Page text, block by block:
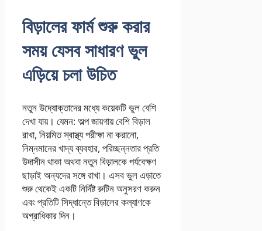
বিড়ালের ফার্ম শুরু করার
সময় যেসব সাধারণ ভুল
এড়িয়ে চলা উচিত
নতুন উদ্যোক্তাদের মধ্যে কয়েকটি ভুল বেশি
দেখা যায়। যেমন: অল্প জায়গায় বেশি বিড়াল
রাখা, নিয়মিত স্বাস্থ্য পরীক্ষা না করানো,
নিম্নমানের খাদ্য ব্যবহার, পরিচ্ছন্নতার প্রতি
উদাসীন থাকা অথবা নতুন বিড়ালকে পর্যবেক্ষণ
ছাড়াই অন্যদের সঙ্গে রাখা। এসব ভুল এড়াতে
শুরু থেকেই একটি নির্দিষ্ট রুটিন অনুসরণ করুন
এবং প্রতিটি সিদ্ধান্তে বিড়ালের কল্যাণকে
অগ্রাধিকার দিন।